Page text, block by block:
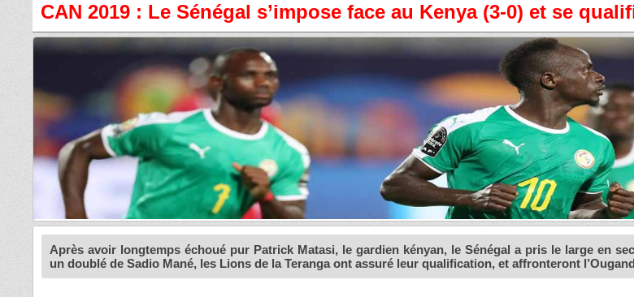
CAN 2019 : Le Sénégal s’impose face au Kenya (3-0) et se
Après avoir longtemps échoué pur Patrick Matasi, le gardien kényan, le Sénégal a pris le large en
un doublé de Sadio Mané, les Lions de la Teranga ont assuré leur qualification, et affronteront